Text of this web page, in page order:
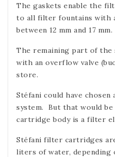
The gaskets enable the
to all filter fountains with
between 12 mm and 17 mm.
The remaining part of the
with an overflow valve
store.
Stéfani could have
system.
But that would
cartridge body is a filter
Stéfani filter cartridges
liters of water, depending